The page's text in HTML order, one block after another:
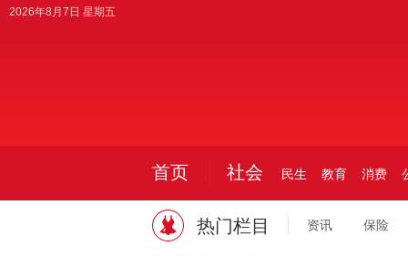
2026年8月7日 星期五
首页 社会 民生 教育 消费
热门栏目 资讯 保险